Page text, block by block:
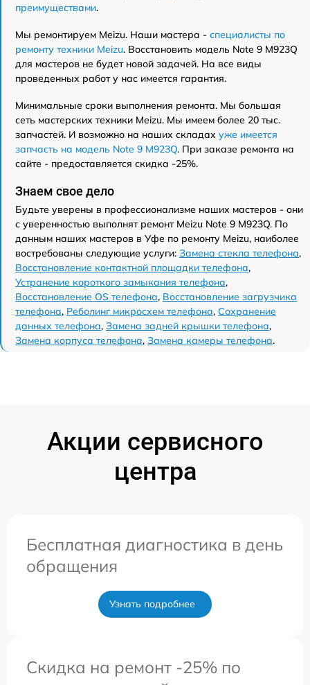
преимуществами.
Мы ремонтируем Meizu. Наши мастера - специалисты по
ремонту техники Meizu. Восстановить модель Note 9 M923Q
для мастеров не будет новой задачей. На все виды
проведенных работ у нас имеется гарантия.
Минимальные сроки выполнения ремонта. Мы большая
сеть мастерских техники Meizu. Мы имеем более 20 тыс.
запчастей. И возможно на наших складах уже имеется
запчасть на модель Note 9 M923Q. При заказе ремонта на
сайте - предоставляется скидка -25%.
Знаем свое дело
Будьте уверены в профессионализме наших мастеров - они
с уверенностью выполнят ремонт Meizu Note 9 M923Q. По
данным наших мастеров в Уфе по ремонту Meizu, наиболее
востребованы следующие услуги: Замена стекла телефона,
Восстановление контактной площадки телефона,
Устранение короткого замыкания телефона,
Восстановление OS телефона, Восстановление загрузчика
телефона, Реболинг микросхем телефона, Сохранение
данных телефона, Замена задней крышки телефона,
Замена корпуса телефона, Замена камеры телефона.
Акции сервисного
центра
Бесплатная диагностика в день
обращения
Узнать подробнее
Скидка на ремонт -25% по